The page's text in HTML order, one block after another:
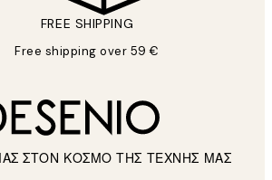
FREE SHIPPING
Free shipping over 59 €
ΣΤΟΝ ΚΟΣΜΟ ΤΗΣ ΤΕΧΝΗΣ ΜΑΣ